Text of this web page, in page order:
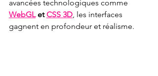
avancées technologiques comme
WebGL et CSS 3D, les interfaces
gagnent en profondeur et réalisme.